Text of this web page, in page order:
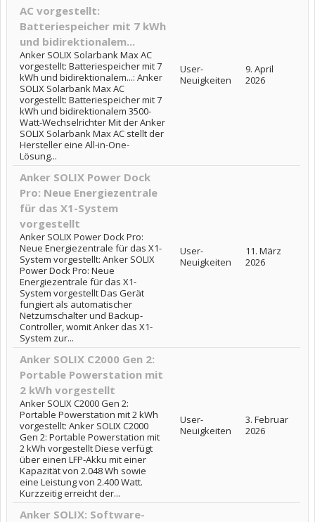
AC vorgestellt:
Batteriespeicher mit 7 kWh
und bidirektionalem...
Anker SOLIX Solarbank Max AC
vorgestellt: Batteriespeicher mit 7
kWh und bidirektionalem...: Anker
SOLIX Solarbank Max AC
vorgestellt: Batteriespeicher mit 7
kWh und bidirektionalem 3500-
Watt-Wechselrichter Mit der Anker
SOLIX Solarbank Max AC stellt der
Hersteller eine All-in-One-
Lösung...
User-
Neuigkeiten
9. April
2026
Anker SOLIX Power Dock
Pro: Neue Energiezentrale
für das X1-System
vorgestellt
Anker SOLIX Power Dock Pro:
Neue Energiezentrale für das X1-
System vorgestellt: Anker SOLIX
Power Dock Pro: Neue
Energiezentrale für das X1-
System vorgestellt Das Gerät
fungiert als automatischer
Netzumschalter und Backup-
Controller, womit Anker das X1-
System zur...
User-
Neuigkeiten
11. März
2026
Anker SOLIX C2000 Gen 2:
Portable Powerstation mit
2 kWh vorgestellt
Anker SOLIX C2000 Gen 2:
Portable Powerstation mit 2 kWh
vorgestellt: Anker SOLIX C2000
Gen 2: Portable Powerstation mit
2 kWh vorgestellt Diese verfügt
über einen LFP-Akku mit einer
Kapazität von 2.048 Wh sowie
eine Leistung von 2.400 Watt.
Kurzzeitig erreicht der...
User-
Neuigkeiten
3. Februar
2026
Anker SOLIX: Software-